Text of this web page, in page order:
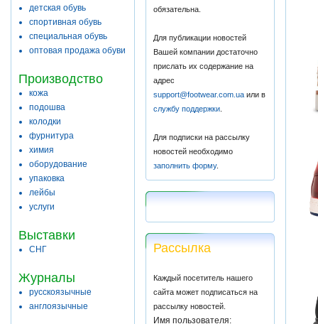
детская обувь
спортивная обувь
специальная обувь
оптовая продажа обуви
Производство
кожа
подошва
колодки
фурнитура
химия
оборудование
упаковка
лейбы
услуги
Выставки
СНГ
Журналы
русскоязычные
англоязычные
обязательна.
Для публикации новостей
Вашей компании достаточно
прислать их содержание на
адрес
support@footwear.com.ua или в
службу поддержки
Для подписки на рассылку
новостей необходимо
заполнить форму.
Рассылка
Каждый посетитель нашего
сайта может подписаться на
рассылку новостей.
Имя пользователя: